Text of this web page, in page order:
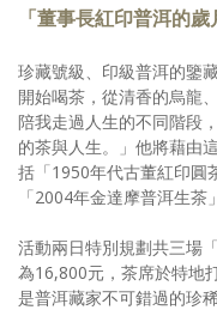
「董事長紅印普洱的
珍藏號級、印級普洱的鑒
開始喝茶，從清香的烏龍
陪我走過人生的不同階段
的茶與人生。」他將藉由
括「1950年代古董紅印圓
「2004年金達摩普洱生茶
活動兩日特別規劃共三場
為16,800元，茶席於特地
是普洱藏家不可錯過的珍稀